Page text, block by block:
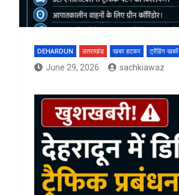
DEHARDUN उत्तराखंड खबर हटकर ट्रेंडिंग खबरें
June 29, 2026 sachkiawaz